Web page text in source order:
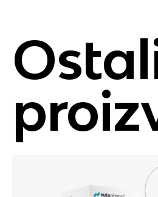
POLITIKA PRIVATNOSTI
POLITIKA KOLAČIĆA